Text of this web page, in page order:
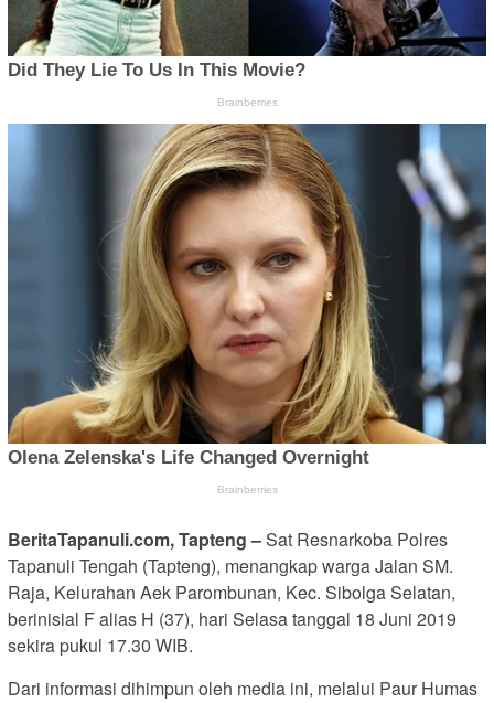
BeritaTapanuli.com, Tapteng –Sat Resnarkoba Polres
Tapanuli Tengah (Tapteng), menangkap warga Jalan SM.
Raja, Kelurahan Aek Parombunan, Kec. Sibolga Selatan,
berinisial F alias H (37), hari Selasa tanggal 18 Juni 2019
sekira pukul 17.30 WIB.
Dari informasi dihimpun oleh media ini, melalui Paur Humas